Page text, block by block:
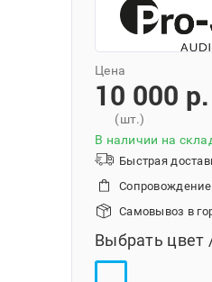
Цена
10 000 p.
(шт.)
В наличии на
Быстрая
Самовывоз в
Выбрать цвет